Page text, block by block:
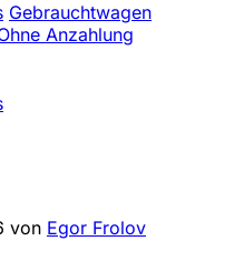
Gebrauchtwagen
Anzahlung
von Egor Frolov